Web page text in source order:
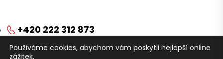
+420 222 312 873
obchod@arei.cz
Používáme cookies, abychom vám poskytli nejlepší online
zážitek.